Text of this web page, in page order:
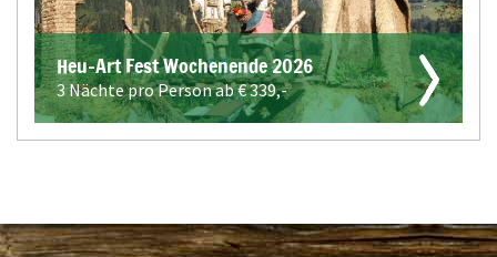
Heu-Art Fest Wochenende 2026
3 Nächte pro Person ab €339,-